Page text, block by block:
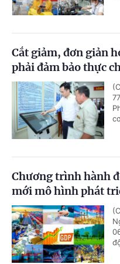
Cắt giảm, đơn giản
phải đảm bảo thực
Chương trình hành
mới mô hình phát